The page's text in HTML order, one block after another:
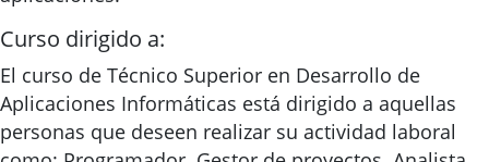
Curso dirigido a:
El curso de Técnico Superior en Desarrollo de
Aplicaciones Informáticas está dirigido a aquellas
personas que deseen realizar su actividad laboral